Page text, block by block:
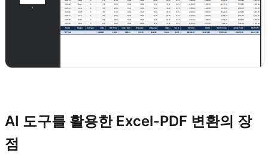
AI 도구를 활용한 Excel-PDF 변환의 장
점